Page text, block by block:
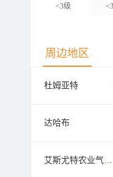
<3级
周边地区
杜姆亚特
达哈布
艾斯尤特农业气象组